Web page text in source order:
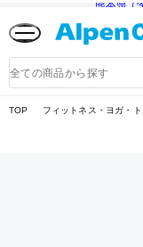
熊本県で
品
検
TOP フィットネス・ヨガ・